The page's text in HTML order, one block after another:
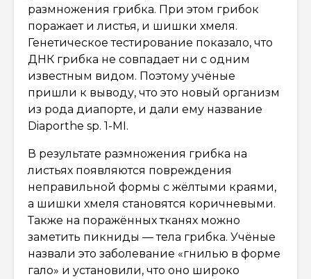
размножения грибка. При этом грибок
поражает и листья, и шишки хмеля.
Генетическое тестирование показало, что
ДНК грибка не совпадает ни с одним
известным видом. Поэтому учёные
пришли к выводу, что это новый организм
из рода диапорте, и дали ему название
Diaporthe sp. 1-MI.
В результате размножения грибка на
листьях появляются повреждения
неправильной формы с жёлтыми краями,
а шишки хмеля становятся коричневыми.
Также на поражённых тканях можно
заметить пикниды — тела грибка. Учёные
назвали это заболевание «гнилью в форме
гало» и установили, что оно широко